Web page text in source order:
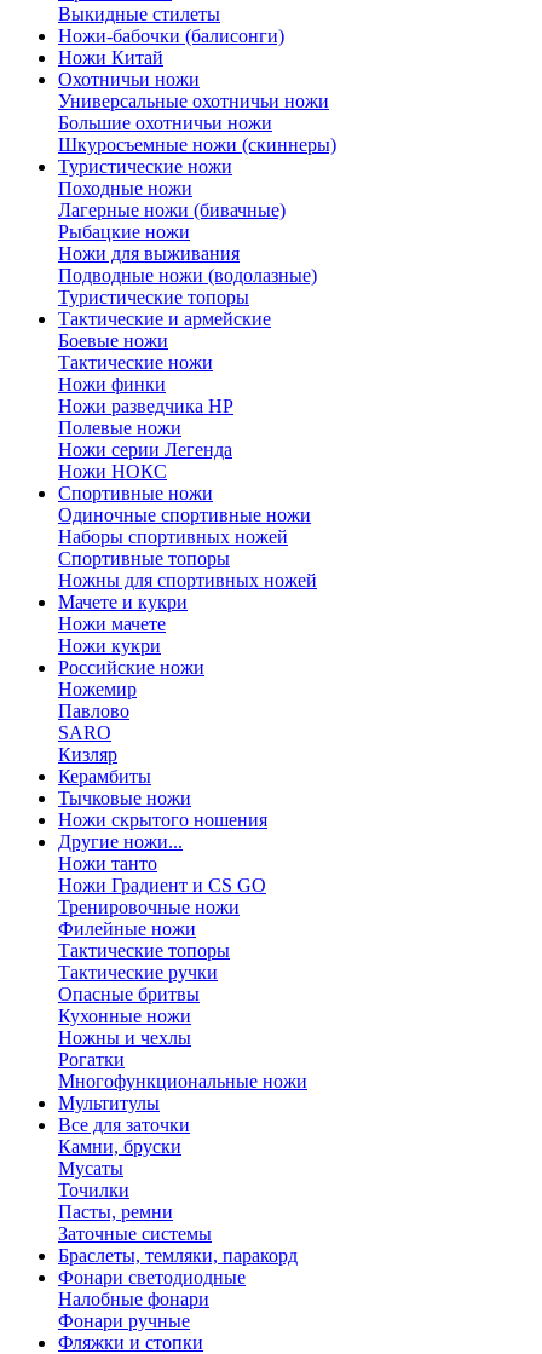
Выкидные стилеты
Ножи-бабочки (балисонги)
Ножи Китай
Охотничьи ножи
Универсальные охотничьи ножи
Большие охотничьи ножи
Шкуросъемные ножи (скиннеры)
Туристические ножи
Походные ножи
Лагерные ножи (бивачные)
Рыбацкие ножи
Ножи для выживания
Подводные ножи (водолазные)
Туристические топоры
Тактические и армейские
Боевые ножи
Тактические ножи
Ножи финки
Ножи разведчика НР
Полевые ножи
Ножи серии Легенда
Ножи НОКС
Спортивные ножи
Одиночные спортивные ножи
Наборы спортивных ножей
Спортивные топоры
Ножны для спортивных ножей
Мачете и кукри
Ножи мачете
Ножи кукри
Российские ножи
Ножемир
Павлово
SARO
Кизляр
Керамбиты
Тычковые ножи
Ножи скрытого ношения
Другие ножи...
Ножи танто
Ножи Градиент и CS GO
Тренировочные ножи
Филейные ножи
Тактические топоры
Тактические ручки
Опасные бритвы
Кухонные ножи
Ножны и чехлы
Рогатки
Многофункциональные ножи
Мультитулы
Все для заточки
Камни, бруски
Мусаты
Точилки
Пасты, ремни
Заточные системы
Браслеты, темляки, паракорд
Фонари светодиодные
Налобные фонари
Фонари ручные
Фляжки и стопки